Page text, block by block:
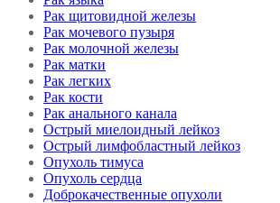
Рак щитовидной железы
Рак мочевого пузыря
Рак молочной железы
Рак матки
Рак легких
Рак кости
Рак анального канала
Острый миелоидный лейкоз
Острый лимфобластный лейкоз
Опухоль тимуса
Опухоль сердца
Доброкачественные опухоли